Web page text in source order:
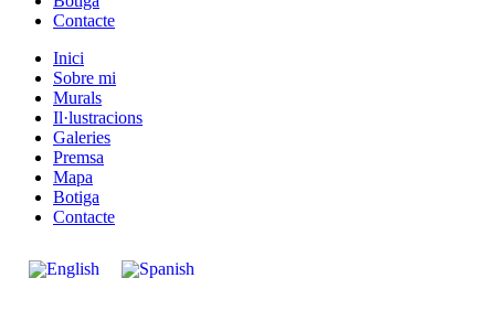
Contacte
Inici
Sobre mi
Murals
Il·lustracions
Galeries
Premsa
Mapa
Botiga
Contacte